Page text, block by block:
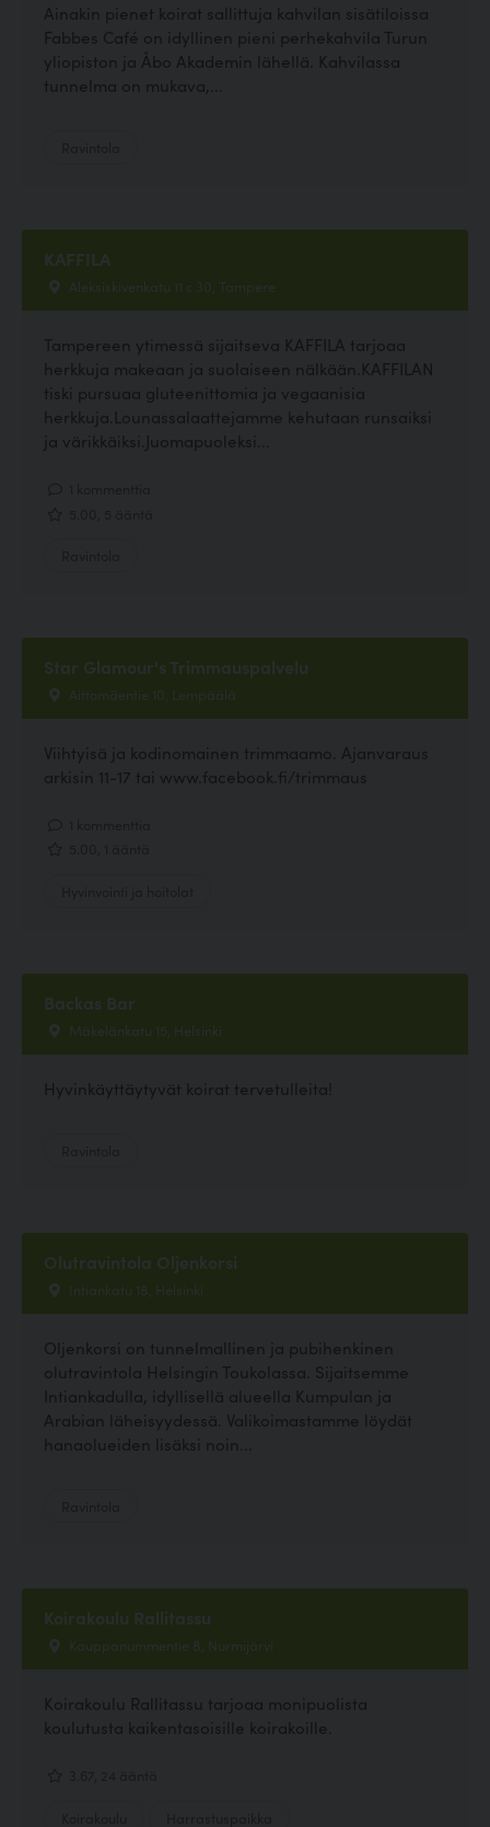
Ainakin pienet koirat sallittuja kahvilan sisätiloissa
Fabbes Café on idyllinen pieni perhekahvila Turun
yliopiston ja Åbo Akademin lähellä. Kahvilassa
tunnelma on mukava,...
KAFFILA
Aleksiskivenkatu 11 c 30, Tampere
Tampereen ytimessä sijaitseva KAFFILA tarjoaa
herkkuja makeaan ja suolaiseen nälkään.KAFFILAN
tiski pursuaa gluteenittomia ja vegaanisia
herkkuja.Lounassalaattejamme kehutaan runsaiksi
ja värikkäiksi.Juomapuoleksi...
Star Glamour's Trimmauspalvelu
Aittomäentie 10, Lempäälä
Viihtyisä ja kodinomainen trimmaamo. Ajanvaraus
arkisin 11-17 tai www.facebook.fi/trimmaus
Backas Bar
Mäkelänkatu 15, Helsinki
Hyvinkäyttäytyvät koirat tervetulleita!
Olutravintola Oljenkorsi
Intiankatu 18, Helsinki
Oljenkorsi on tunnelmallinen ja pubihenkinen
olutravintola Helsingin Toukolassa. Sijaitsemme
Intiankadulla, idyllisellä alueella Kumpulan ja
Arabian läheisyydessä. Valikoimastamme löydät
hanaolueiden lisäksi noin...
Koirakoulu Rallitassu
Kauppanummentie 8, Nurmijärvi
Koirakoulu Rallitassu tarjoaa monipuolista
koulutusta kaikentasoisille koirakoille.